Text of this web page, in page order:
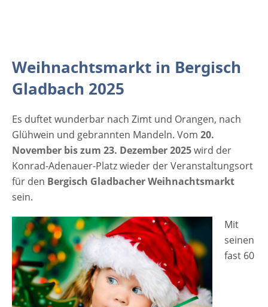
Glühwein und Feuerzangenbowle vieles im
Angebot haben. Besonderer Höhepunkt des
Weihnachtsmarktes in Bergisch Gladbach ist
sicherlich der beeindruckende Krippenstand
mit original Erzgebirgischer Volkskunst.
Besonders für Familien ist der Markt ein
beliebtes Ausflugsziel. Für die jüngsten
Besucher gibt es neben dem
Kasperletheater auch eine Reihe von
Kinderschminken. Bergisch Gladbach
Bergisch Gladbach ist eine Großstadt mit ca.
112.660…
Weihnachtsmarkt in Bergisch
Gladbach 2025
Es duftet wunderbar nach Zimt und Orangen, nach
Glühwein und gebrannten Mandeln. Vom 20.
November bis zum 23. Dezember 2025wird der
Konrad-Adenauer-Platz wieder der Veranstaltungsort
für den Bergisch Gladbacher Weihnachtsmarkt
sein.
Mit
seinen
fast 60